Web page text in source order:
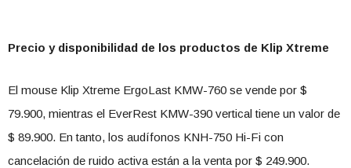
Precio y disponibilidad de los productos de Klip Xtreme
El mouse Klip Xtreme ErgoLast KMW-760 se vende por $
79.900, mientras el EverRest KMW-390 vertical tiene un valor de
$ 89.900. En tanto, los audífonos KNH-750 Hi-Fi con
cancelación de ruido activa están a la venta por $ 249.900.